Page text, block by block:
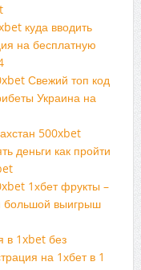
куда вводить
на бесплатную
Свежий топ код
Украина на
500xbet
деньги как пройти
1хбет фрукты –
большой выигрыш
в 1xbet без
на 1хбет в 1